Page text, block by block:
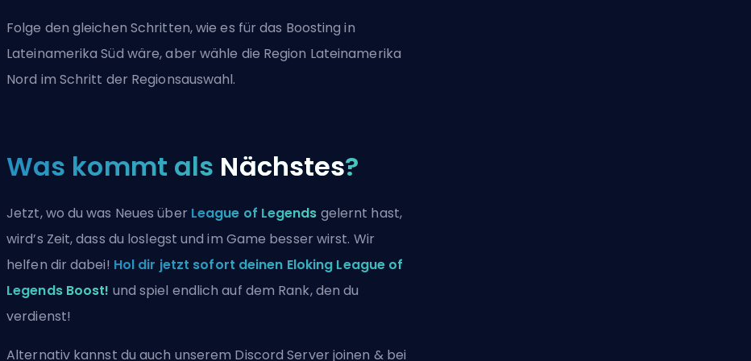
Folge den gleichen Schritten, wie es für das Boosting in
Lateinamerika Süd wäre, aber wähle die Region Lateinamerika
Nord im Schritt der Regionsauswahl.
Was kommt als Nächstes?
Jetzt, wo du was Neues über League of Legends gelernt hast,
wird’s Zeit, dass du loslegst und im Game besser wirst. Wir
helfen dir dabei! Hol dir jetzt sofort deinen Eloking League of
Legends Boost! und spiel endlich auf dem Rank, den du
verdienst!
Alternativ kannst du auch unserem Discord Server joinen & bei